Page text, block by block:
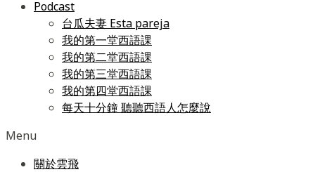
Podcast
台瓜夫妻 Esta pareja
我的第一堂西語課
我的第二堂西語課
我的第三堂西語課
我的第四堂西語課
每天十分鐘 聽聽西語人怎麼說
Menu
關於雲飛